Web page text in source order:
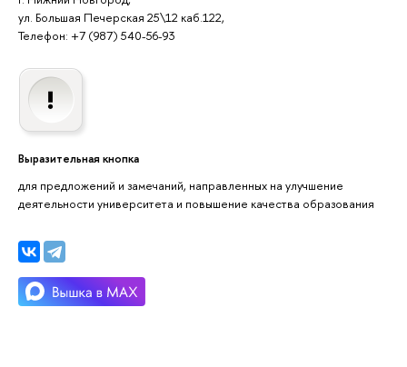
ул. Большая Печерская 25\12 каб.122,
Телефон: +7 (987) 540-56-93
Выразительная кнопка
для предложений и замечаний, направленных на улучшение
деятельности университета и повышение качества образования